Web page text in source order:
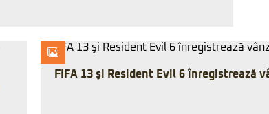
FIFA 13 şi Resident Evil 6 înregistrează